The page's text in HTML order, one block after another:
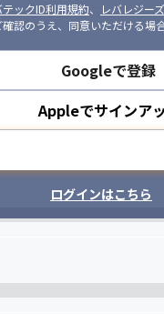
テックID利用規約、
レバレジー
確認のうえ、同意いただける場
Googleで登録
Appleでサインア
ログインはこちら